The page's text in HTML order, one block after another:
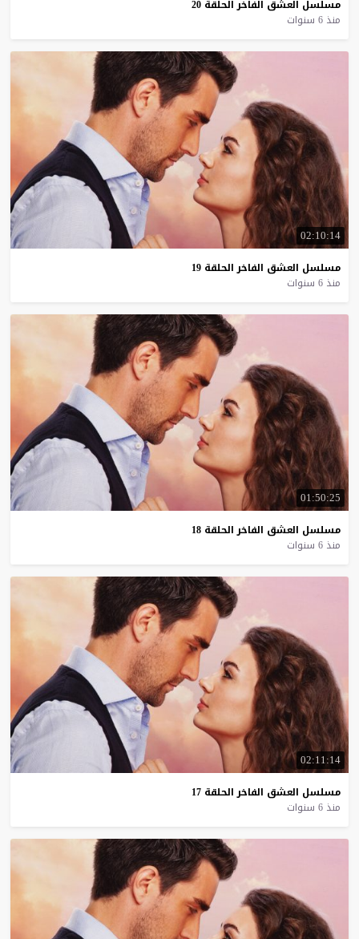
مسلسل العشق الفاخر الحلقة 20
منذ 6 سنوات
02:10:14
مسلسل العشق الفاخر الحلقة 19
منذ 6 سنوات
01:50:25
مسلسل العشق الفاخر الحلقة 18
منذ 6 سنوات
02:11:14
مسلسل العشق الفاخر الحلقة 17
منذ 6 سنوات